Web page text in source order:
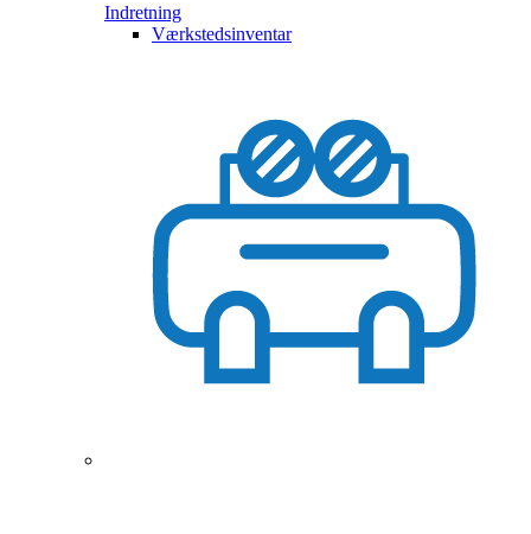
Indretning
Værkstedsinventar